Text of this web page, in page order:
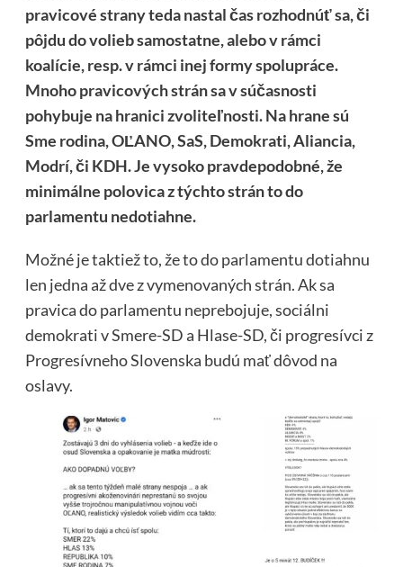
pravicové strany teda nastal čas rozhodnúť sa, či
pôjdu do volieb samostatne, alebo v rámci
koalície, resp. v rámci inej formy spolupráce.
Mnoho pravicových strán sa v súčasnosti
pohybuje na hranici zvoliteľnosti. Na hrane sú
Sme rodina, OĽANO, SaS, Demokrati, Aliancia,
Modrí, či KDH. Je vysoko pravdepodobné, že
minimálne polovica z týchto strán to do
parlamentu nedotiahne.
Možné je taktiež to, že to do parlamentu dotiahnu
len jedna až dve z vymenovaných strán. Ak sa
pravica do parlamentu neprebojuje, sociálni
demokrati v Smere-SD a Hlase-SD, či progresívci z
Progresívneho Slovenska budú mať dôvod na
oslavy.